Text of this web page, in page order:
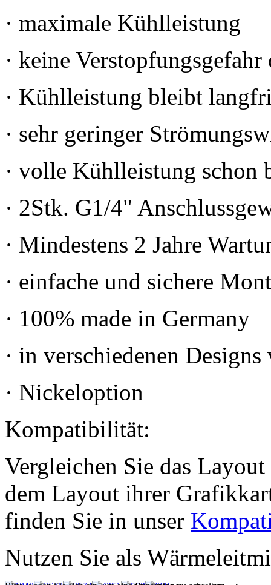
· maximale Kühlleistung
· keine
· Kühlleistung bleibt
· sehr geringer
· volle Kühlleistung schon
· 2Stk. G1/4"
· Mindestens 2 Jahre
· einfache und sichere
· 100% made in Germany
· in verschiedenen
· Nickeloption
Kompatibilität:
Vergleichen Sie das
dem Layout ihrer
finden Sie in unser
Nutzen Sie als